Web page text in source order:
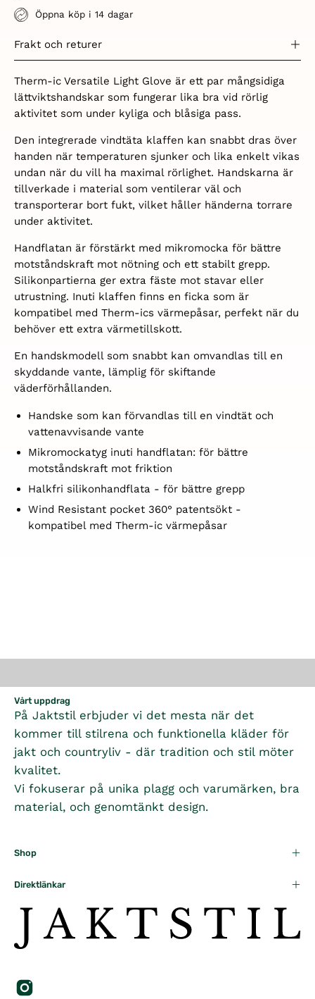
Öppna köp i 14 dagar
Frakt och returer
Therm-ic Versatile Light Glove är ett par mångsidiga
lättviktshandskar som fungerar lika bra vid rörlig
aktivitet som under kyliga och blåsiga pass.
Den integrerade vindtäta klaffen kan snabbt dras över
handen när temperaturen sjunker och lika enkelt vikas
undan när du vill ha maximal rörlighet. Handskarna är
tillverkade i material som ventilerar väl och
transporterar bort fukt, vilket håller händerna torrare
under aktivitet.
Handflatan är förstärkt med mikromocka för bättre
motståndskraft mot nötning och ett stabilt grepp.
Silikonpartierna ger extra fäste mot stavar eller
utrustning. Inuti klaffen finns en ficka som är
kompatibel med Therm-ics värmepåsar, perfekt när du
behöver ett extra värmetillskott.
En handskmodell som snabbt kan omvandlas till en
skyddande vante, lämplig för skiftande
väderförhållanden.
Handske som kan förvandlas till en vindtät och
vattenavvisande vante
Mikromockatyg inuti handflatan: för bättre
motståndskraft mot friktion
Halkfri silikonhandflata - för bättre grepp
Wind Resistant pocket 360° patentsökt -
kompatibel med Therm-ic värmepåsar
Vårt uppdrag
På Jaktstil erbjuder vi det mesta när det
kommer till stilrena och funktionella kläder för
jakt och countryliv - där tradition och stil möter
kvalitet.
Vi fokuserar på unika plagg och varumärken, bra
material, och genomtänkt design.
Shop
Direktlänkar